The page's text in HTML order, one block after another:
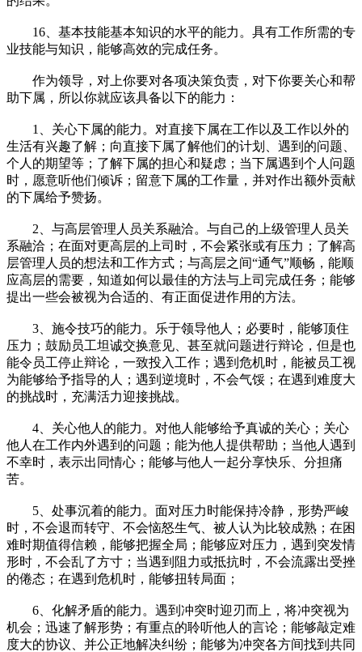
16、基本技能基本知识的水平的能力。具有工作所需的专
业技能与知识，能够高效的完成任务。
作为领导，对上你要对各项决策负责，对下你要关心和帮
助下属，所以你就应该具备以下的能力：
1、关心下属的能力。对直接下属在工作以及工作以外的
生活有兴趣了解；向直接下属了解他们的计划、遇到的问题、
个人的期望等；了解下属的担心和疑虑；当下属遇到个人问题
时，愿意听他们倾诉；留意下属的工作量，并对作出额外贡献
的下属给予赞扬。
2、与高层管理人员关系融洽。与自己的上级管理人员关
系融洽；在面对更高层的上司时，不会紧张或有压力；了解高
层管理人员的想法和工作方式；与高层之间“通气”顺畅，能顺
应高层的需要，知道如何以最佳的方法与上司完成任务；能够
提出一些会被视为合适的、有正面促进作用的方法。
3、施令技巧的能力。乐于领导他人；必要时，能够顶住
压力；鼓励员工坦诚交换意见、甚至就问题进行辩论，但是也
能令员工停止辩论，一致投入工作；遇到危机时，能被员工视
为能够给予指导的人；遇到逆境时，不会气馁；在遇到难度大
的挑战时，充满活力迎接挑战。
4、关心他人的能力。对他人能够给予真诚的关心；关心
他人在工作内外遇到的问题；能为他人提供帮助；当他人遇到
不幸时，表示出同情心；能够与他人一起分享快乐、分担痛
苦。
5、处事沉着的能力。面对压力时能保持冷静，形势严峻
时，不会退而转守、不会恼怒生气、被人认为比较成熟；在困
难时期值得信赖，能够把握全局；能够应对压力，遇到突发情
形时，不会乱了方寸；当遇到阻力或抵抗时，不会流露出受挫
的倦态；在遇到危机时，能够扭转局面；
6、化解矛盾的能力。遇到冲突时迎刃而上，将冲突视为
机会；迅速了解形势；有重点的聆听他人的言论；能够敲定难
度大的协议、并公正地解决纠纷；能够为冲突各方间找到共同